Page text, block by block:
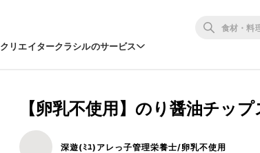
クリエイタークラシルのサービス
【卵乳不使用】のり醤油チップ
深遊(ﾐﾕ)アレっ子管理栄養士/卵乳不使用